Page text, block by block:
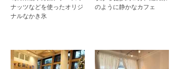
ナッツなどを使ったオリジ
ナルなかき氷
のように静かなカフェ